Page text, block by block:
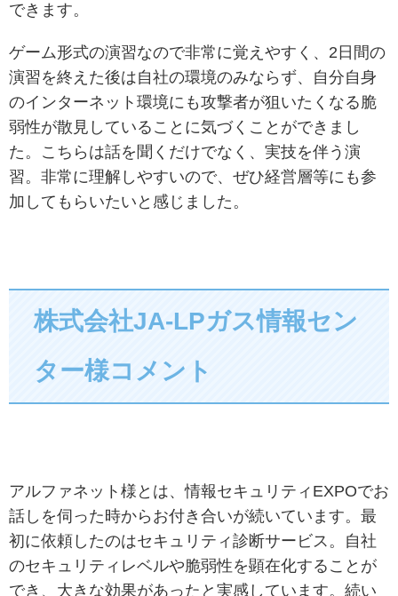
できます。
ゲーム形式の演習なので非常に覚えやすく、2日間の
演習を終えた後は自社の環境のみならず、自分自身
のインターネット環境にも攻撃者が狙いたくなる脆
弱性が散見していることに気づくことができまし
た。こちらは話を聞くだけでなく、実技を伴う演
習。非常に理解しやすいので、ぜひ経営層等にも参
加してもらいたいと感じました。
株式会社JA-LPガス情報セン
ター様コメント
アルファネット様とは、情報セキュリティEXPOでお
話しを伺った時からお付き合いが続いています。最
初に依頼したのはセキュリティ診断サービス。自社
のセキュリティレベルや脆弱性を顕在化することが
でき、大きな効果があったと実感しています。続い